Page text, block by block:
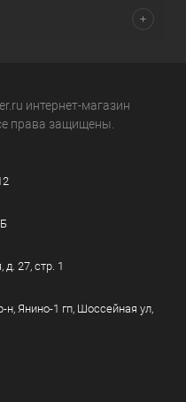
интернет-магазин
права защищены.
д. 27, стр. 1
Янино-1 гп, Шоссейная ул,